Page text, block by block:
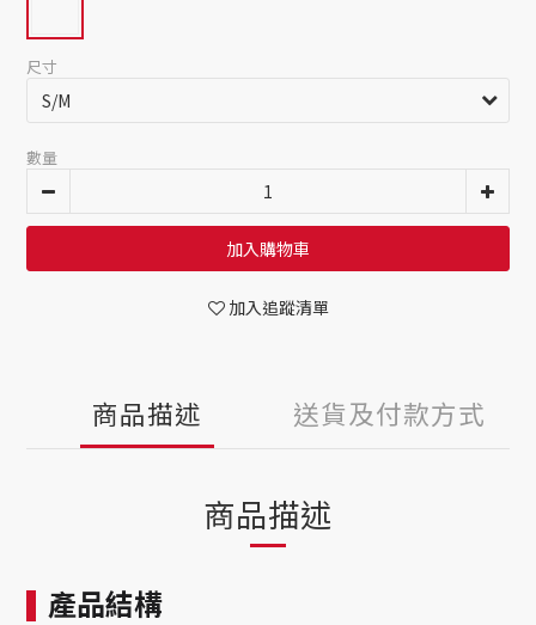
尺寸
數量
加入購物車
加入追蹤清單
商品描述 送貨及付款方式
商品描述
產品結構